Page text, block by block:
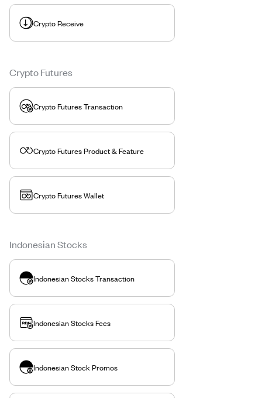
Crypto Receive
Crypto Futures
Crypto Futures Transaction
Crypto Futures Product & Feature
Crypto Futures Wallet
Indonesian Stocks
Indonesian Stocks Transaction
Indonesian Stocks Fees
Indonesian Stock Promos